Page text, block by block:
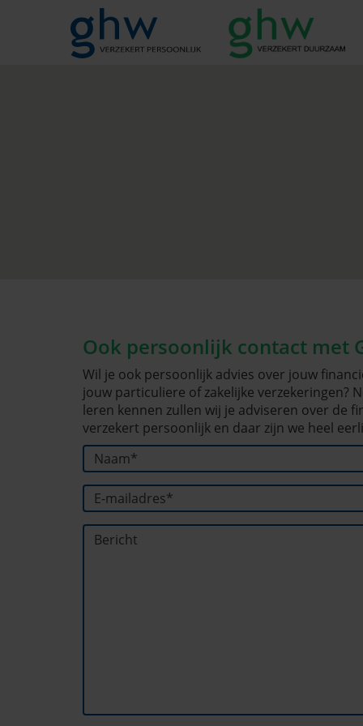
Ook persoonlijk contact met
Wil je ook persoonlijk advies over jouw
jouw particuliere of zakelijke verzekeringen?
leren kennen zullen wij je adviseren over de
verzekert persoonlijk en daar zijn we heel